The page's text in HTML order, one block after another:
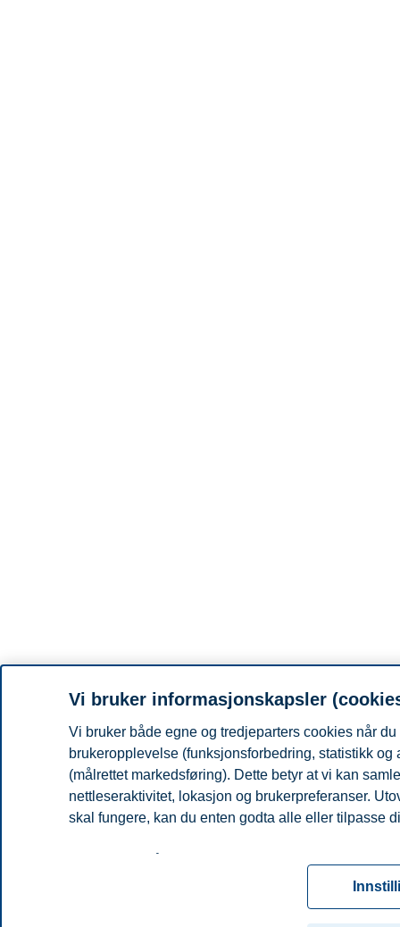
Vi bruker informasjonskapsler
Vi bruker både egne og tredjeparters cookies når
brukeropplevelse (funksjonsforbedring, statistikk
(målrettet markedsføring). Dette betyr at vi kan
nettleseraktivitet, lokasjon og brukerpreferanser.
skal fungere, kan du enten godta alle eller tilpasse
for informasjonskapsler. Du kan når som helst
ved å klikke på «Cookies» nederst på nettsiden vår.